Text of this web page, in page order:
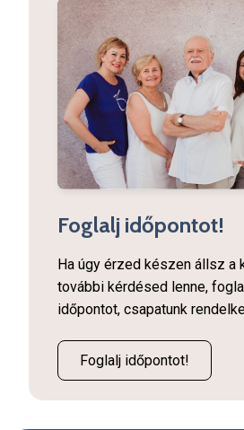
Foglalj időpontot!
Ha úgy érzed készen állsz a
további kérdésed lenne,
időpontot, csapatunk
Foglalj időpontot!